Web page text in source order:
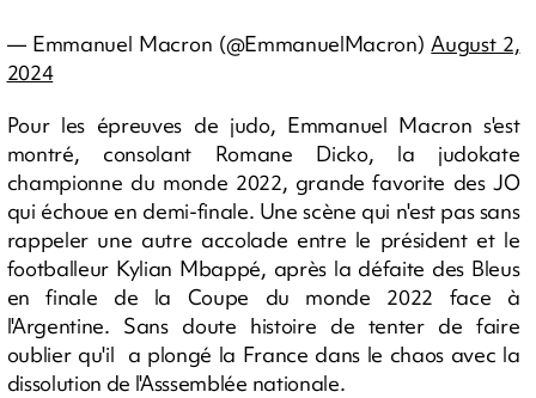
— Emmanuel Macron (@EmmanuelMacron)August 2,
2024
Pour les épreuves de judo, Emmanuel Macron s'est
montré, consolant Romane Dicko, la judokate
championne du monde 2022, grande favorite des JO
qui échoue en demi-finale. Une scène qui n'est pas sans
rappeler une autre accolade entre le président et le
footballeur Kylian Mbappé, après la défaite des Bleus
en finale de la Coupe du monde 2022 face à
l'Argentine. Sans doute histoire de tenter de faire
oublier qu'il a plongé la France dans le chaos avec la
dissolution de l'Asssemblée nationale.